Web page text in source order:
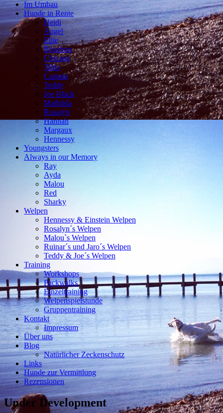
Im Umbau
Hunde in Rente
Heidi
Angel
Ellie
Bourbon
Chicago
Tilda
Captain
Teddy
Joe Black
Mathilda
Rosalyn
Hannah
Margaux
Hennessy
Youngsters
Always in our Memory
Ray
Ayda
Malou
Red
Sharky
Welpen
Hennessy & Einstein Welpen
Rosalyn´s Welpen
Malou`s Welpen
Ruinar´s und Jaro´s Welpen
Teddy & Joe´s Welpen
Training
Workshops
Packwalks
Einzeltraining
Welpenspielstunde
Gruppentraining
Kontakt
Impressum
Über uns
Blog
Natürlicher Zeckenschutz
Links
Hunde zur Vermittlung
Rezensionen
Under Development